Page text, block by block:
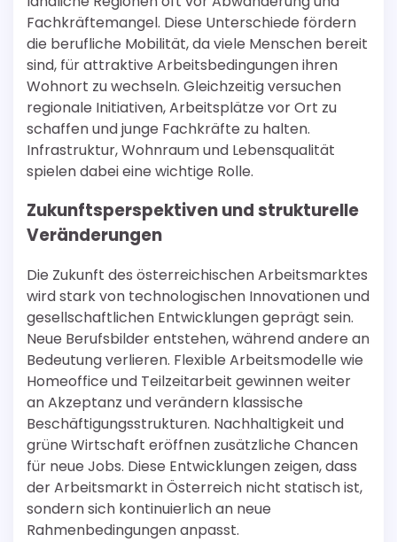
Fachkräftemangel. Diese Unterschiede fördern
die berufliche Mobilität, da viele Menschen bereit
sind, für attraktive Arbeitsbedingungen ihren
Wohnort zu wechseln. Gleichzeitig versuchen
regionale Initiativen, Arbeitsplätze vor Ort zu
schaffen und junge Fachkräfte zu halten.
Infrastruktur, Wohnraum und Lebensqualität
spielen dabei eine wichtige Rolle.
Zukunftsperspektiven und strukturelle
Veränderungen
Die Zukunft des österreichischen Arbeitsmarktes
wird stark von technologischen Innovationen und
gesellschaftlichen Entwicklungen geprägt sein.
Neue Berufsbilder entstehen, während andere an
Bedeutung verlieren. Flexible Arbeitsmodelle wie
Homeoffice und Teilzeitarbeit gewinnen weiter
an Akzeptanz und verändern klassische
Beschäftigungsstrukturen. Nachhaltigkeit und
grüne Wirtschaft eröffnen zusätzliche Chancen
für neue Jobs. Diese Entwicklungen zeigen, dass
der Arbeitsmarkt in Österreich nicht statisch ist,
sondern sich kontinuierlich an neue
Rahmenbedingungen anpasst.